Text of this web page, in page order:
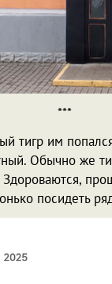
***
тигр им
Обычно же
посидеть